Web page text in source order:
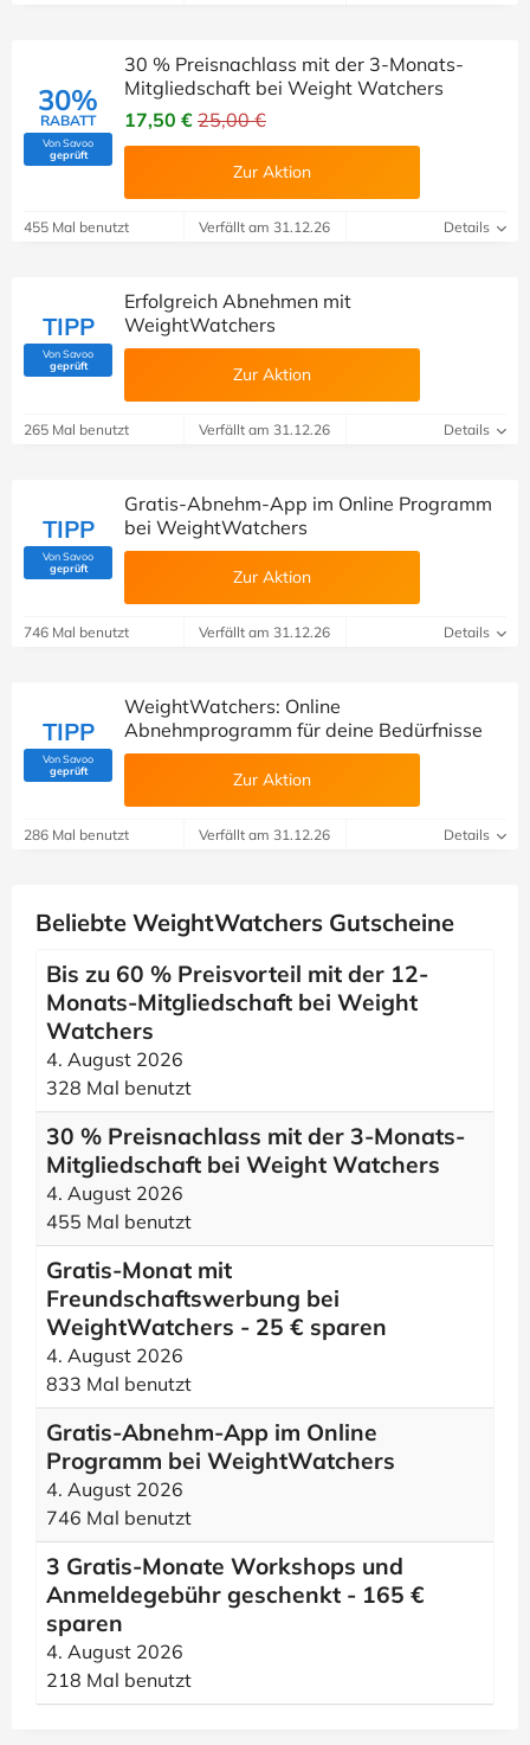
30%
RABATT
Von Savoo
geprüft(Von Savoo geprüft)
30 % Preisnachlass mit der 3-Monats-
Mitgliedschaft bei Weight Watchers
17,50 € 25,00 €
Zur Aktion
455 Mal benutzt Verfällt am 31.12.26 Details
TIPP
Von Savoo
geprüft(Von Savoo geprüft)
Erfolgreich Abnehmen mit
WeightWatchers
Zur Aktion
265 Mal benutzt Verfällt am 31.12.26 Details
TIPP
Von Savoo
geprüft(Von Savoo geprüft)
Gratis-Abnehm-App im Online Programm
bei WeightWatchers
Zur Aktion
746 Mal benutzt Verfällt am 31.12.26 Details
TIPP
Von Savoo
geprüft(Von Savoo geprüft)
WeightWatchers: Online
Abnehmprogramm für deine Bedürfnisse
Zur Aktion
286 Mal benutzt Verfällt am 31.12.26 Details
Beliebte WeightWatchers Gutscheine
Bis zu 60 % Preisvorteil mit der 12-
Monats-Mitgliedschaft bei Weight
Watchers
4. August 2026
328 Mal benutzt
30 % Preisnachlass mit der 3-Monats-
Mitgliedschaft bei Weight Watchers
4. August 2026
455 Mal benutzt
Gratis-Monat mit
Freundschaftswerbung bei
WeightWatchers - 25 € sparen
4. August 2026
833 Mal benutzt
Gratis-Abnehm-App im Online
Programm bei WeightWatchers
4. August 2026
746 Mal benutzt
3 Gratis-Monate Workshops und
Anmeldegebühr geschenkt - 165 €
sparen
4. August 2026
218 Mal benutzt